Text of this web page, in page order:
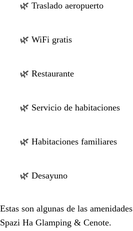
🌿 Traslado aeropuerto
🌿 WiFi gratis
🌿 Restaurante
🌿 Servicio de habitaciones
🌿 Habitaciones familiares
🌿 Desayuno
Estas son algunas de las
Spazi Ha Glamping & Cenote.